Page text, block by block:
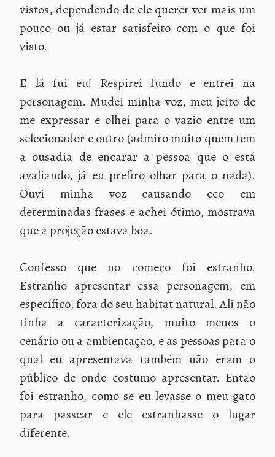
vistos, dependendo de ele querer ver mais um
pouco ou já estar satisfeito com o que foi
visto.
E lá fui eu! Respirei fundo e entrei na
personagem. Mudei minha voz, meu jeito de
me expressar e olhei para o vazio entre um
selecionador e outro (admiro muito quem tem
a ousadia de encarar a pessoa que o está
avaliando, já eu prefiro olhar para o nada).
Ouvi minha voz causando eco em
determinadas frases e achei ótimo, mostrava
que a projeção estava boa.
Confesso que no começo foi estranho.
Estranho apresentar essa personagem, em
específico, fora do seu habitat natural. Ali não
tinha a caracterização, muito menos o
cenário ou a ambientação, e as pessoas para o
qual eu apresentava também não eram o
público de onde costumo apresentar. Então
foi estranho, como se eu levasse o meu gato
para passear e ele estranhasse o lugar
diferente.